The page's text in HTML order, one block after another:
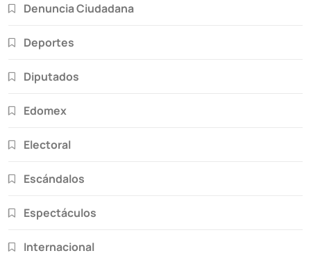
Denuncia Ciudadana
Deportes
Diputados
Edomex
Electoral
Escándalos
Espectáculos
Internacional